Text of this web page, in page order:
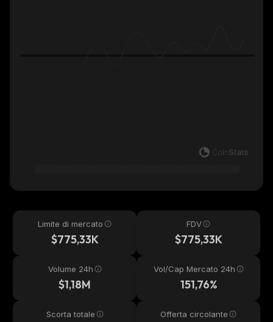
Limite di mercato
$775,33K
FDV
$775,33K
Volume 24h
$1,18M
Vol/Cap Mercato 24h
151,76%
Scorta totale Offerta circolante